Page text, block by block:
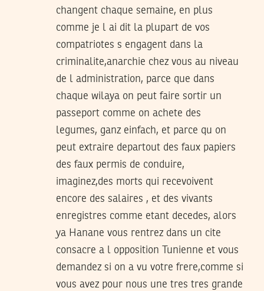
changent chaque semaine, en plus
comme je l ai dit la plupart de vos
compatriotes s engagent dans la
criminalite,anarchie chez vous au niveau
de l administration, parce que dans
chaque wilaya on peut faire sortir un
passeport comme on achete des
legumes, ganz einfach, et parce qu on
peut extraire departout des faux papiers
des faux permis de conduire,
imaginez,des morts qui recevoivent
encore des salaires , et des vivants
enregistres comme etant decedes, alors
ya Hanane vous rentrez dans un cite
consacre a l opposition Tunienne et vous
demandez si on a vu votre frere,comme si
vous avez pour nous une tres tres grande